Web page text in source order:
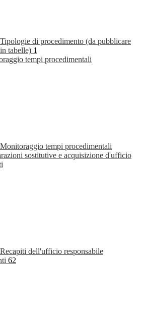
Tipologie di procedimento (da pubblicare
in tabelle) 1
tempi procedimentali
Monitoraggio tempi procedimentali
sostitutive e acquisizione d'ufficio
Recapiti dell'ufficio responsabile
62